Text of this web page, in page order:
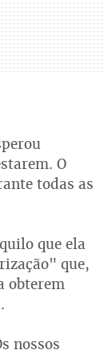
O
todas as
que ela
que,
obterem
nossos